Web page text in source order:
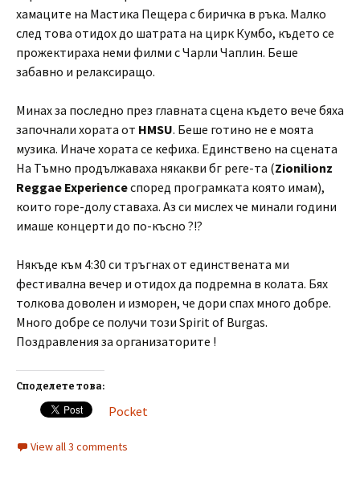
хамаците на Мастика Пещера с биричка в ръка. Малко
след това отидох до шатрата на цирк Кумбо, където се
прожектираха неми филми с Чарли Чаплин. Беше
забавно и релаксиращо.
Минах за последно през главната сцена където вече бяха
започнали хората от HMSU. Беше готино не е моята
музика. Иначе хората се кефиха. Единствено на сцената
На Тъмно продължаваха някакви бг реге-та (Zionilionz
Reggae Experienceспоред програмката която имам),
които горе-долу ставаха. Аз си мислех че минали години
имаше концерти до по-късно ?!?
Някъде към 4:30 си тръгнах от единствената ми
фестивална вечер и отидох да подремна в колата. Бях
толкова доволен и изморен, че дори спах много добре.
Много добре се получи този Spirit of Burgas.
Поздравления за организаторите !
Споделете това:
Pocket
View all 3 comments